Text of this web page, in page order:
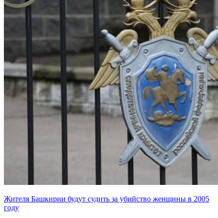
Жителя Башкирии будут судить за убийство женщины в 2005
году